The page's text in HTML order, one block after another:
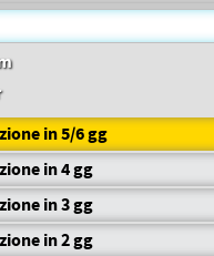
in 5/6 gg
in 4 gg
in 3 gg
in 2 gg